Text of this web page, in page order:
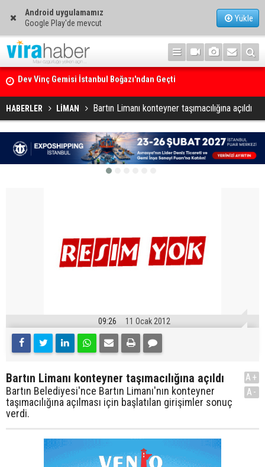
Android uygulamamız
Google Play'de mevcut
Yükle
Ege Denizi’nin En Büyük Mercan Ormanı
HABERLER LİMAN Bartın Limanı konteyner taşımacılığına açıldı
09:26 11 Ocak 2012
Bartın Limanı konteyner taşımacılığına açıldı
Bartın Belediyesi'nce Bartın Limanı'nın konteyner
taşımacılığına açılması için başlatılan girişimler sonuç
verdi.
A+
A-